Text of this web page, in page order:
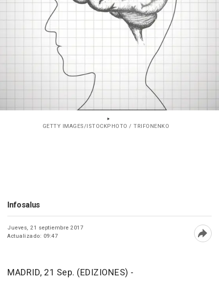
GETTY IMAGES/ISTOCKPHOTO / TRIFONENKO
Infosalus
Jueves, 21 septiembre 2017
Actualizado: 09:47
MADRID, 21 Sep. (EDIZIONES) -